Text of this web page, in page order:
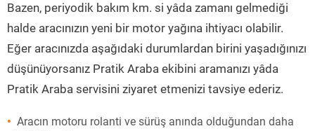
Bazen, periyodik bakım km. si yâda zamanı gelmediği
halde aracınızın yeni bir motor yağına ihtiyacı olabilir.
Eğer aracınızda aşağıdaki durumlardan birini yaşadığınızı
düşünüyorsanız Pratik Araba ekibini aramanızı yâda
Pratik Araba servisini ziyaret etmenizi tavsiye ederiz.
Aracın motoru rolanti ve sürüş anında olduğundan daha